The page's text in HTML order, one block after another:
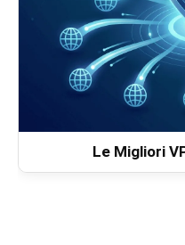
Le Migliori